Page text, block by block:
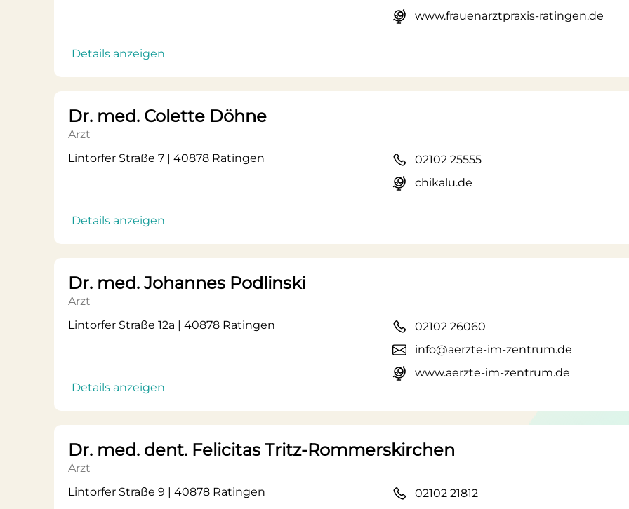
Details anzeigen
www.frauenarztpraxis-ratingen.de
Dr. med. Colette Döhne
Arzt
Lintorfer Straße 7 | 40878 Ratingen
Details anzeigen
02102 25555
chikalu.de
Dr. med. Johannes Podlinski
Arzt
Lintorfer Straße 12a | 40878 Ratingen
Details anzeigen
02102 26060
info@aerzte-im-zentrum.de
www.aerzte-im-zentrum.de
Dr. med. dent. Felicitas Tritz-Rommerskirchen
Arzt
Lintorfer Straße 9 | 40878 Ratingen
02102 21812